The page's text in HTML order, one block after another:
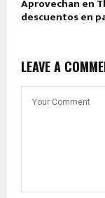
Aprovechan en
descuentos en
LEAVE A